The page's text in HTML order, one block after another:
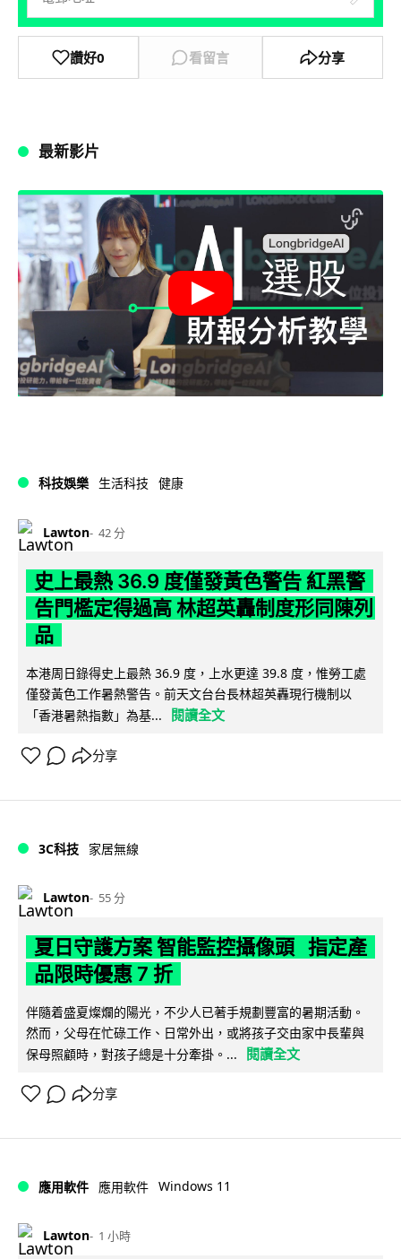
讚好0 看留言 分享
最新影片
科技娛樂 生活科技 健康
Lawton 42 分
史上最熱 36.9 度僅發黃色警告 紅黑警
告門檻定得過高 林超英轟制度形同陳列
品
本港周日錄得史上最熱 36.9 度，上水更達 39.8 度，惟勞工處
僅發黃色工作暑熱警告。前天文台台長林超英轟現行機制以
「香港暑熱指數」為基...
閱讀全文
分享
3C科技 家居無線
Lawton 55 分
夏日守護方案 智能監控攝像頭 指定產
品限時優惠 7 折
伴隨着盛夏燦爛的陽光，不少人已著手規劃豐富的暑期活動。
然而，父母在忙碌工作、日常外出，或將孩子交由家中長輩與
保母照顧時，對孩子總是十分牽掛。...
閱讀全文
分享
應用軟件 應用軟件 Windows 11
Lawton 1 小時